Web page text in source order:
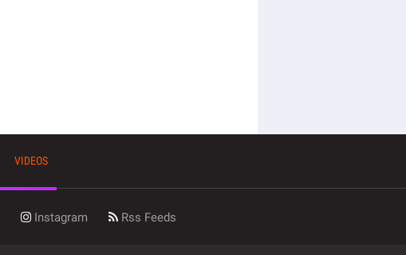
VIDEOS
Instagram Rss Feeds